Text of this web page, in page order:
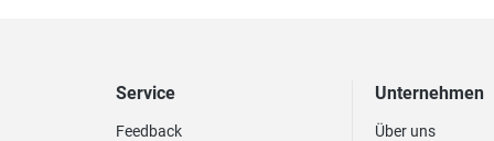
Service
Feedback
Unternehmen
Über uns